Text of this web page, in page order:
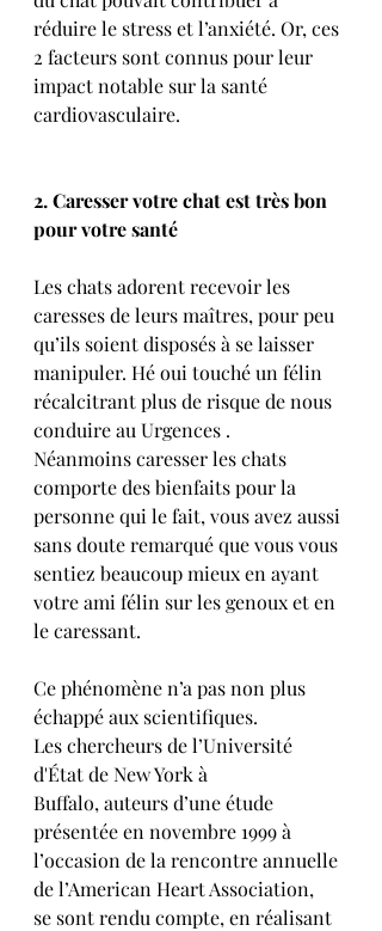
réduire le stress et l’anxiété. Or, ces
2 facteurs sont connus pour leur
impact notable sur la santé
cardiovasculaire.
2. Caresser votre chat est très bon
pour votre santé
Les chats adorent recevoir les
caresses de leurs maîtres, pour peu
qu’ils soient disposés à se laisser
manipuler. Hé oui touché un félin
récalcitrant plus de risque de nous
conduire au Urgences .
Néanmoins caresser les chats
comporte des bienfaits pour la
personne qui le fait, vous avez aussi
sans doute remarqué que vous vous
sentiez beaucoup mieux en ayant
votre ami félin sur les genoux et en
le caressant.
Ce phénomène n’a pas non plus
échappé aux scientifiques.
Les chercheurs de l’Université
d'État de New York à
Buffalo, auteurs d’une étude
présentée en novembre 1999 à
l’occasion de la rencontre annuelle
de l’American Heart Association,
se sont rendu compte, en réalisant